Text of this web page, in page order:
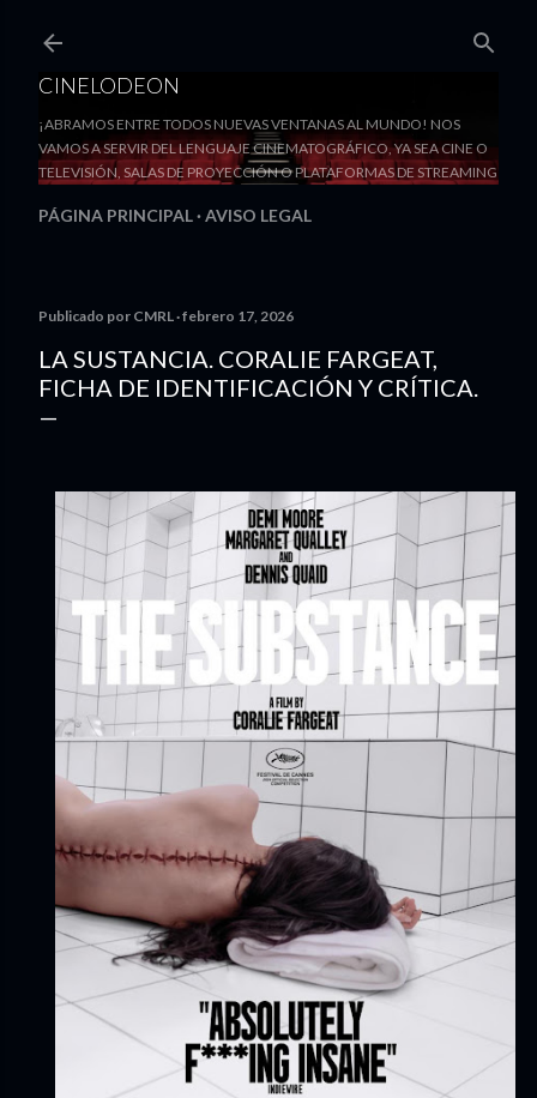
CINELODEON
¡ABRAMOS ENTRE TODOS NUEVAS VENTANAS AL MUNDO! NOS
VAMOS A SERVIR DEL LENGUAJE CINEMATOGRÁFICO, YA SEA CINE O
TELEVISIÓN, SALAS DE PROYECCIÓN O PLATAFORMAS DE STREAMING
PÁGINA PRINCIPAL AVISO LEGAL
Publicado por CMRL febrero 17, 2026
LA SUSTANCIA. CORALIE FARGEAT,
FICHA DE IDENTIFICACIÓN Y CRÍTICA.